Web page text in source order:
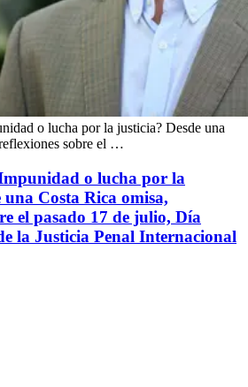
o lucha por la justicia? Desde una
sobre el …
o lucha por la
una Costa Rica omisa,
el pasado 17 de julio, Día
la Justicia Penal Internacional